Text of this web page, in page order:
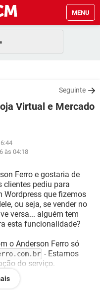
MENU
Seguinte
Virtual e Mercado
às 04:18
Ferro e gostaria de
clientes pediu para
Wordpress que fizemos
ou seja, se vender no
versa... alguém tem
esta funcionalidade?
o Anderson Ferro só
- Estamos
do serviço.